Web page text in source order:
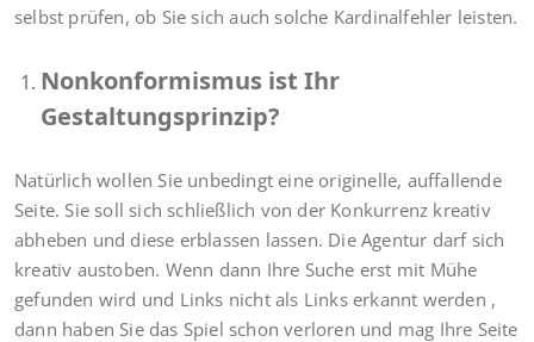
selbst prüfen, ob Sie sich auch solche Kardinalfehler leisten.
Nonkonformismus ist Ihr
Gestaltungsprinzip?
Natürlich wollen Sie unbedingt eine originelle, auffallende
Seite. Sie soll sich schließlich von der Konkurrenz kreativ
abheben und diese erblassen lassen. Die Agentur darf sich
kreativ austoben. Wenn dann Ihre Suche erst mit Mühe
gefunden wird und Links nicht als Links erkannt werden ,
dann haben Sie das Spiel schon verloren und mag Ihre Seite